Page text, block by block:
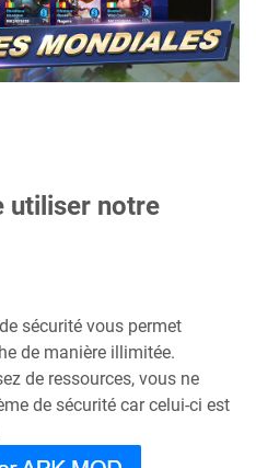
utiliser notre
sécurité vous permet
de manière illimitée.
de ressources, vous ne
de sécurité car celui-ci est